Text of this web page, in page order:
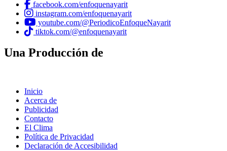
facebook.com/enfoquenayarit
instagram.com/enfoquenayarit
youtube.com/@PeriodicoEnfoqueNayarit
tiktok.com/@enfoquenayarit
Una Producción de
Inicio
Acerca de
Publicidad
Contacto
El Clima
Política de Privacidad
Declaración de Accesibilidad